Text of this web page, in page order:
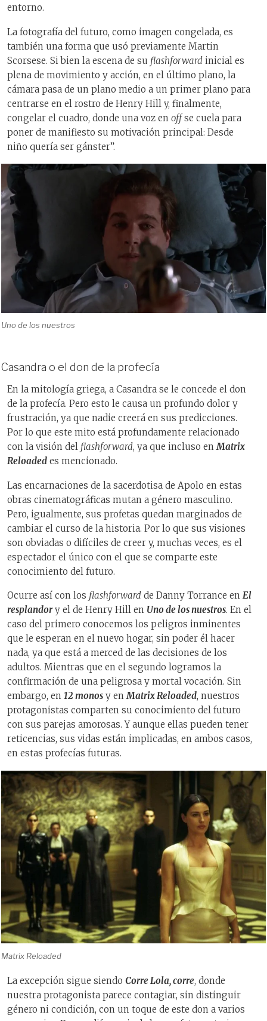
entorno.
La fotografía del futuro, como imagen congelada, es
también una forma que usó previamente Martin
Scorsese. Si bien la escena de su flashforward inicial es
plena de movimiento y acción, en el último plano, la
cámara pasa de un plano medio a un primer plano para
centrarse en el rostro de Henry Hill y, finalmente,
congelar el cuadro, donde una voz en offse cuela para
poner de manifiesto su motivación principal: Desde
niño quería ser gánster”.
Uno de los nuestros
Casandra o el don de la profecía
En la mitología griega, a Casandra se le concede el don
de la profecía. Pero esto le causa un profundo dolor y
frustración, ya que nadie creerá en sus predicciones.
Por lo que este mito está profundamente relacionado
con la visión del flashforward, ya que incluso enMatrix
Reloaded es mencionado.
Las encarnaciones de la sacerdotisa de Apolo en estas
obras cinematográficas mutan a género masculino.
Pero, igualmente, sus profetas quedan marginados de
cambiar el curso de la historia. Por lo que sus visiones
son obviadas o difíciles de creer y, muchas veces, es el
espectador el único con el que se comparte este
conocimiento del futuro.
Ocurre así con los flashforward de Danny Torrance en El
resplandory el de Henry Hill en Uno de los nuestros. En el
caso del primero conocemos los peligros inminentes
que le esperan en el nuevo hogar, sin poder él hacer
nada, ya que está a merced de las decisiones de los
adultos. Mientras que en el segundo logramos la
confirmación de una peligrosa y mortal vocación. Sin
embargo, en 12 monos y enMatrix Reloaded, nuestros
protagonistas comparten su conocimiento del futuro
con sus parejas amorosas. Y aunque ellas pueden tener
reticencias, sus vidas están implicadas, en ambos casos,
en estas profecías futuras.
Matrix Reloaded
La excepción sigue siendo Corre Lola, corre, donde
nuestra protagonista parece contagiar, sin distinguir
género ni condición, con un toque de este don a varios